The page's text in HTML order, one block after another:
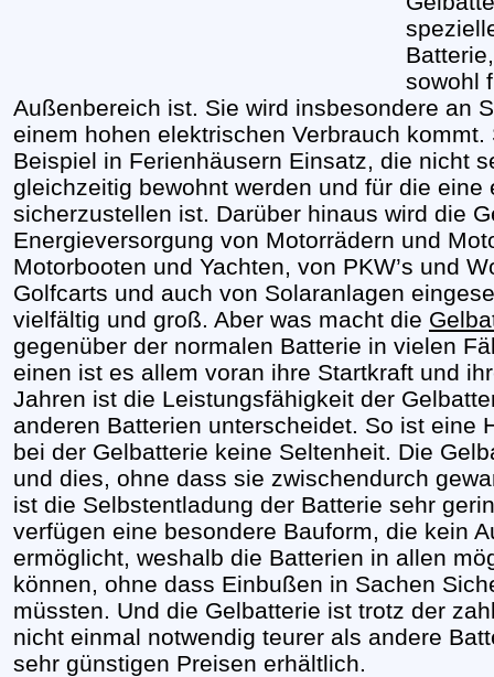
sowohl
Außenbereich ist. Sie wird insbesondere an
einem hohen elektrischen Verbrauch
Beispiel in Ferienhäusern Einsatz, die nicht
gleichzeitig bewohnt werden und für die
sicherzustellen ist. Darüber hinaus wird die
Energieversorgung von Motorrädern und
Motorbooten und Yachten, von PKW’s und
Golfcarts und auch von Solaranlagen
vielfältig und groß. Aber was macht die
gegenüber der normalen Batterie in vielen
einen ist es allem voran ihre Startkraft und
Jahren ist die Leistungsfähigkeit der
anderen Batterien unterscheidet. So ist eine
bei der Gelbatterie keine Seltenheit. Die
und dies, ohne dass sie zwischendurch
ist die Selbstentladung der Batterie sehr
verfügen eine besondere Bauform, die kein
ermöglicht, weshalb die Batterien in allen
können, ohne dass Einbußen in Sachen
müssten. Und die Gelbatterie ist trotz der
nicht einmal notwendig teurer als andere
sehr günstigen Preisen erhältlich.